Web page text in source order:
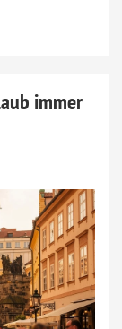
immer